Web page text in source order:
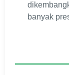
banyak